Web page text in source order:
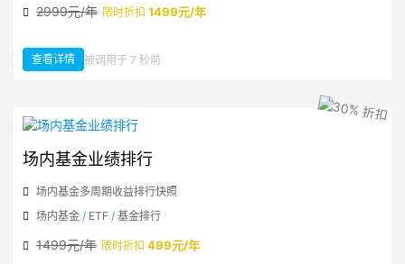
2999元/年 限时折扣 1499元/年
查看详情：开放式基金盘中净值估算
被调用于 7 秒前
场内基金业绩排行
场内基金多周期收益排行快照
场内基金 / ETF / 基金排行
1499元/年 限时折扣 499元/年